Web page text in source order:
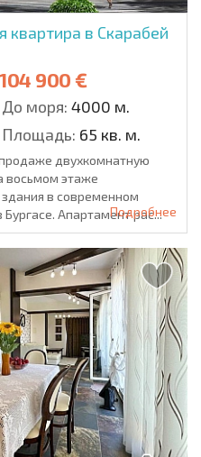
квартира в Скарабей
104 900 €
До моря: 4000 м.
Площадь: 65 кв. м.
двухкомнатную
восьмом этаже
в современном
Апартамент рас...
Подробнее